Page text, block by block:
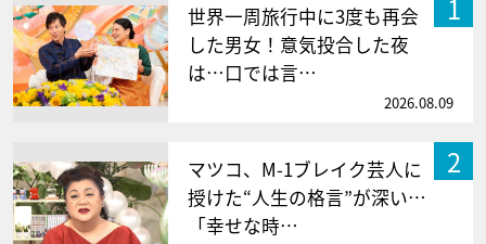
1
世界一周旅行中に3度も再会
した男女！意気投合した夜
は…口では言…
2026.08.09
2
マツコ、M-1ブレイク芸人に
授けた“人生の格言”が深い…
「幸せな時…